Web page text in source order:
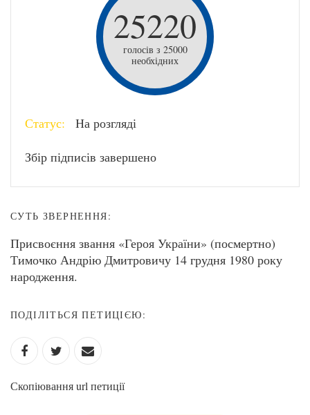
25220
голосів з 25000
необхідних
Статус: На розгляді
Збір підписів завершено
СУТЬ ЗВЕРНЕННЯ:
Присвоєння звання «Героя України» (посмертно)
Тимочко Андрію Дмитровичу 14 грудня 1980 року
народження.
ПОДІЛІТЬСЯ ПЕТИЦІЄЮ:
Скопіювання url петиції